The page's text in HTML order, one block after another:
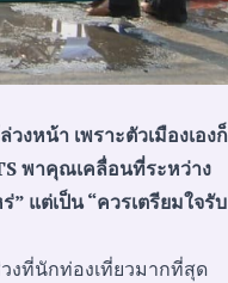
งหน้า เพราะตัวเมืองเองก็
พาคุณเคลื่อนที่ระหว่าง
แต่เป็น “ควรเตรียมใจรับ
งที่นักท่องเที่ยวมากที่สุด